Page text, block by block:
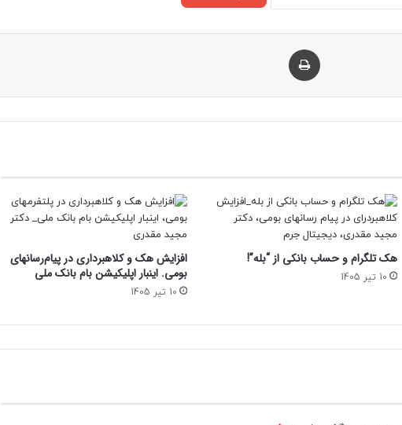
هک تلگرام و حساب بانکی از “بله”!
10 تیر 1405
افزایش هک و کلاهبرداری در پیام‌رسانهای
بومی. اینبار اپلیکیشن بام‌ بانک ملی
10 تیر 1405